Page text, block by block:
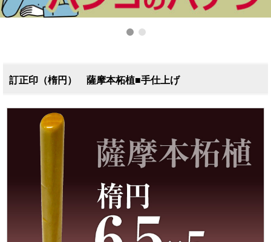
訂正印（楕円） 薩摩本柘植■手仕上げ